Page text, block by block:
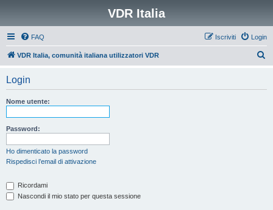
VDR Italia
FAQ Login
Iscriviti
VDR Italia, comunità italiana utilizzatori VDR
Login
Nome utente:
Password:
Ho dimenticato la password
Rispedisci l’email di attivazione
Ricordami
Nascondi il mio stato per questa sessione